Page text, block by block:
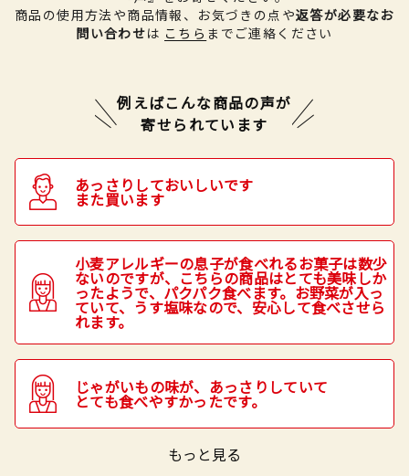
商品の使用方法や商品情報、お気づきの点や返答が必要なお
問い合わせは こちら までご連絡ください
例えばこんな商品の声が
寄せられています
あっさりしておいしいです
また買います
小麦アレルギーの息子が食べれるお菓子は数少
ないのですが、こちらの商品はとても美味しか
ったようで、パクパク食べます。お野菜が入っ
ていて、うす塩味なので、安心して食べさせら
れます。
じゃがいもの味が、あっさりしていて
とても食べやすかったです。
もっと見る